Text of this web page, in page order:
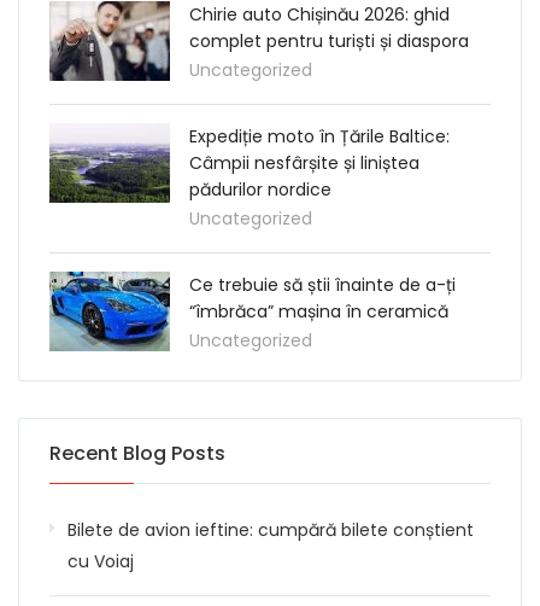
Chirie auto Chișinău 2026: ghid
complet pentru turiști și diaspora
Uncategorized
Expediție moto în Țările Baltice:
Câmpii nesfârșite și liniștea
pădurilor nordice
Uncategorized
Ce trebuie să știi înainte de a-ți
“îmbrăca” mașina în ceramică
Uncategorized
Recent Blog Posts
Bilete de avion ieftine: cumpără bilete conștient
cu Voiaj